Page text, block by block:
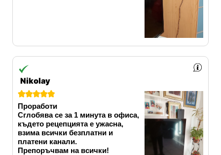
Nikolay

Проработи
Сглобява се за 1 минута в офиса,
където рецепцията е ужасна,
взима всички безплатни и
платени канали.
Препоръчвам на всички!